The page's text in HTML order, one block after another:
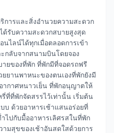
การและสิ่งอำนวยความสะดวก
ด้รับความสะดวกสบายสูงสุด
ไลน์ได้ทุกเมื่อตลอดการเข้า
กลับจากสนามบินโดยจอง
ายของที่พัก ที่พักมีที่จอดรถฟรี
ยานพาหนะของตนเองที่พักยังมี
ากาศหนาวเย็น ที่พักอนุญาตให้
ที่ที่พักจัดสรรไว้เท่านั้น เริ่มต้น
ด้วยอาหารเช้าแสนอร่อยที่
ไปกับมื้ออาหารเลิศรสในที่พัก
มสุขของเช้าอันสดใสด้วยการ